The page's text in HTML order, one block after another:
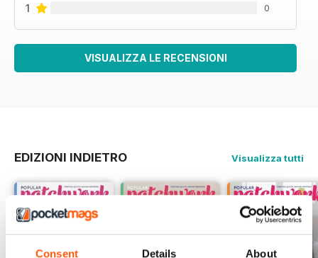
Consent Details About
1 0
VISUALIZZA LE RECENSIONI
EDIZIONI INDIETRO Visualizza tutti